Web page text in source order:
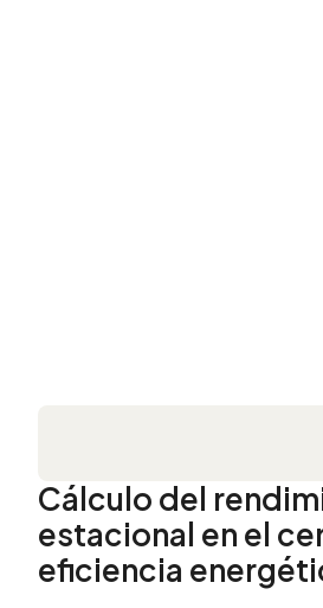
Cálculo del
estacional en el
eficiencia